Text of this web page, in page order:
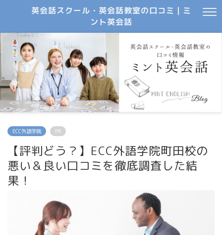
英会話スクール・英会話教室の口コミ｜ミ
ント英会話
ECC外語学院 PR
【評判どう？】ECC外語学院町田校の
悪い＆良い口コミを徹底調査した結
果！